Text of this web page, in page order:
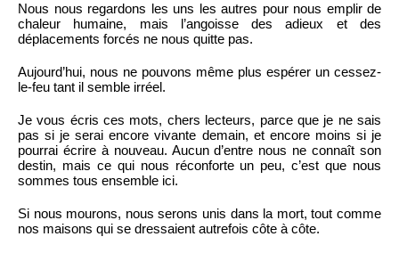
Nous nous regardons les uns les autres pour nous emplir de
chaleur humaine, mais l’angoisse des adieux et des
déplacements forcés ne nous quitte pas.
Aujourd’hui, nous ne pouvons même plus espérer un cessez-
le-feu tant il semble irréel.
Je vous écris ces mots, chers lecteurs, parce que je ne sais
pas si je serai encore vivante demain, et encore moins si je
pourrai écrire à nouveau. Aucun d’entre nous ne connaît son
destin, mais ce qui nous réconforte un peu, c’est que nous
sommes tous ensemble ici.
Si nous mourons, nous serons unis dans la mort, tout comme
nos maisons qui se dressaient autrefois côte à côte.